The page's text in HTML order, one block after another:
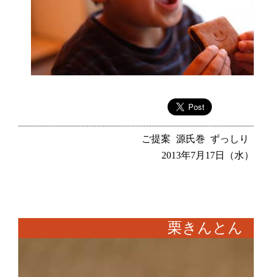
ご提案 源氏巻 ずっしり
2013年7月17日（水）
栗きんとん